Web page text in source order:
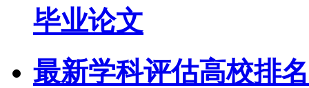
毕业论文
最新学科评估高校排